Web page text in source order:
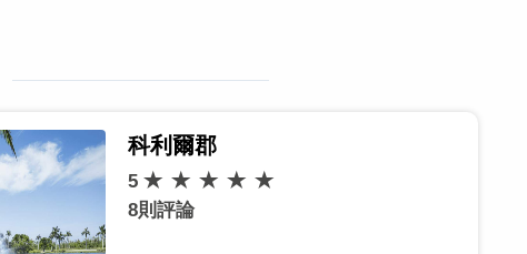
科利爾郡
5
8則評論